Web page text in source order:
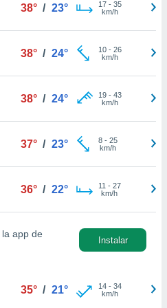
38° / 23° 17- 35
km/h
38° / 24° 10- 26
km/h
38° / 24° 19- 43
km/h
37° / 23° 8- 25
km/h
36° / 22° 11 - 27
km/h
la app de
Instalar
35° / 21° 14- 34
km/h